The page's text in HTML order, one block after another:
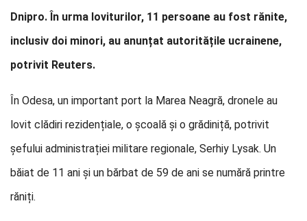
Dnipro. În urma loviturilor, 11 persoane au fost rănite,
inclusiv doi minori, au anunțat autoritățile ucrainene,
potrivit Reuters.
În Odesa, un important port la Marea Neagră, dronele au
lovit clădiri rezidențiale, o școală și o grădiniță, potrivit
șefului administrației militare regionale, Serhiy Lysak. Un
băiat de 11 ani și un bărbat de 59 de ani se numără printre
răniți.